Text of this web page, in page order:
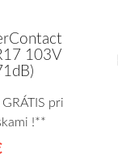
103V
pri
!**